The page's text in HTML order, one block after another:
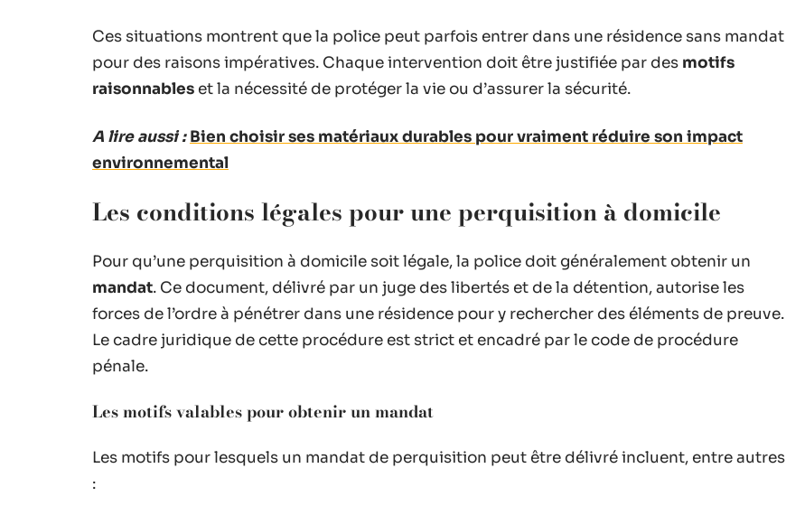
Ces situations montrent que la police peut parfois entrer dans une résidence sans mandat
pour des raisons impératives. Chaque intervention doit être justifiée par des motifs
raisonnables et la nécessité de protéger la vie ou d’assurer la sécurité.
A lire aussi : Bien choisir ses matériaux durables pour vraiment réduire son impact
environnemental
Les conditions légales pour une perquisition à domicile
Pour qu’une perquisition à domicile soit légale, la police doit généralement obtenir un
mandat. Ce document, délivré par un juge des libertés et de la détention, autorise les
forces de l’ordre à pénétrer dans une résidence pour y rechercher des éléments de preuve.
Le cadre juridique de cette procédure est strict et encadré par le code de procédure
pénale.
Les motifs valables pour obtenir un mandat
Les motifs pour lesquels un mandat de perquisition peut être délivré incluent, entre autres
: